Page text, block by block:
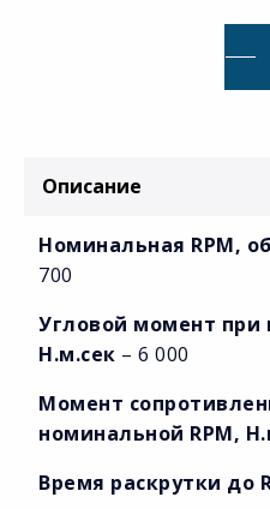
Описание
Номинальная RPM,
Угловой момент при
Н.м.сек – 6 000
Момент
номинальной RPM,
Время раскрутки до